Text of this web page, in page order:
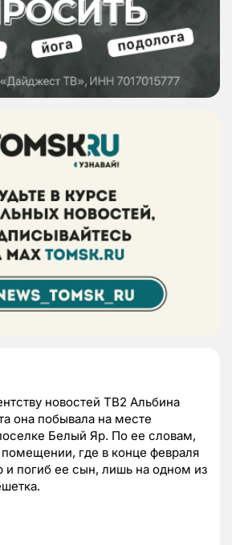
новостей ТВ2 Альбина
она побывала на месте
Белый Яр. По ее словам,
помещении, где в конце февраля
и погиб ее сын, лишь на одном из